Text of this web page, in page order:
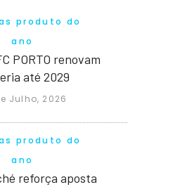
produto do
ano
PORTO renovam
até 2029
Julho, 2026
produto do
ano
reforça aposta